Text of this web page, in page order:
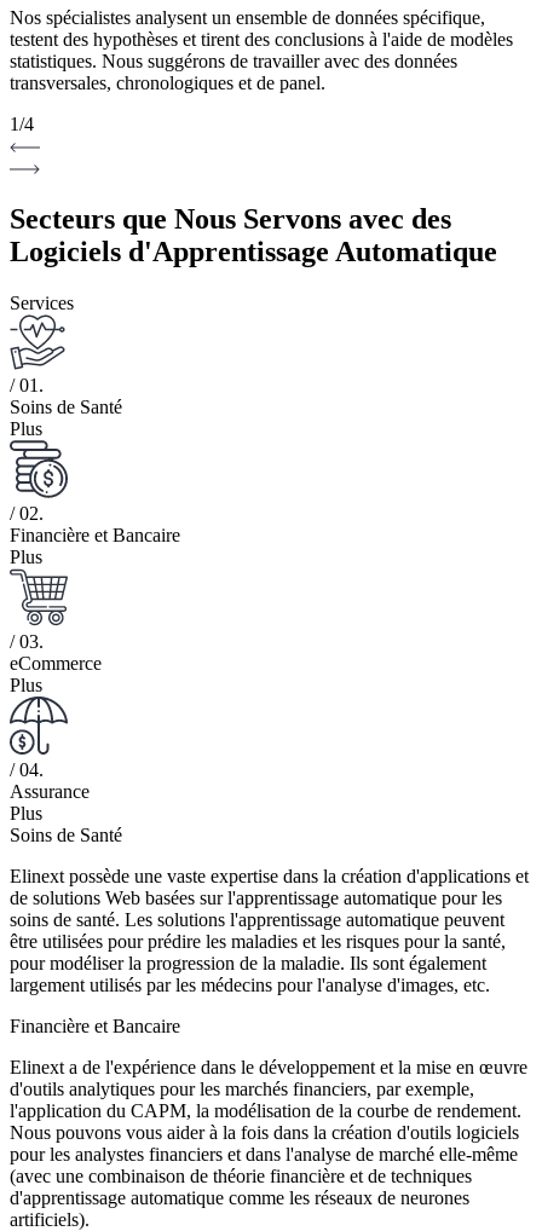
Nos spécialistes analysent un ensemble de données spécifique,
testent des hypothèses et tirent des conclusions à l'aide de modèles
statistiques. Nous suggérons de travailler avec des données
transversales, chronologiques et de panel.
1/4
Secteurs que Nous Servons avec des
Logiciels d'Apprentissage Automatique
Services
/ 01.
Soins de Santé
Plus
/ 02.
Financière et Bancaire
Plus
/ 03.
eCommerce
Plus
/ 04.
Assurance
Plus
Soins de Santé
Elinext possède une vaste expertise dans la création d'applications et
de solutions Web basées sur l'apprentissage automatique pour les
soins de santé. Les solutions l'apprentissage automatique peuvent
être utilisées pour prédire les maladies et les risques pour la santé,
pour modéliser la progression de la maladie. Ils sont également
largement utilisés par les médecins pour l'analyse d'images, etc.
Financière et Bancaire
Elinext a de l'expérience dans le développement et la mise en œuvre
d'outils analytiques pour les marchés financiers, par exemple,
l'application du CAPM, la modélisation de la courbe de rendement.
Nous pouvons vous aider à la fois dans la création d'outils logiciels
pour les analystes financiers et dans l'analyse de marché elle-même
(avec une combinaison de théorie financière et de techniques
d'apprentissage automatique comme les réseaux de neurones
artificiels).